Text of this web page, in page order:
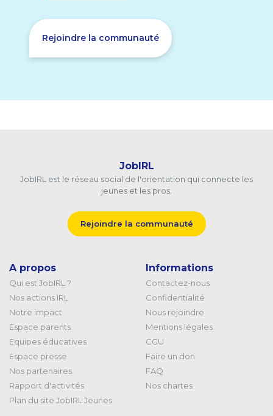
Rejoindre la communauté
JobIRL
JobIRL est le réseau social de l'orientation qui connecte les
jeunes et les pros.
Rejoindre la communauté
A propos
Qui est JobIRL ?
Nos actions IRL
Notre impact
Espace parents
Equipes éducatives
Espace presse
Nos partenaires
Rapport d'activités
Plan du site JobIRL Jeunes
Informations
Contactez-nous
Confidentialité
Nous rejoindre
Mentions légales
CGU
Faire un don
FAQ
Nos chartes